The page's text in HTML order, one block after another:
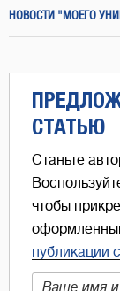
НОВОСТИ "МОЕГО
СТАТЬЮ
Станьте
чтобы
публикации